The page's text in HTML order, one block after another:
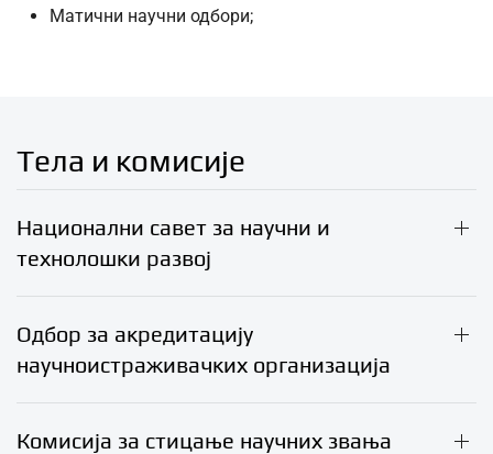
Матични научни одбори;
Тела и комисије
Национални савет за научни и
технолошки развој
Одбор за акредитацију
научноистраживачких организација
Комисија за стицање научних звања